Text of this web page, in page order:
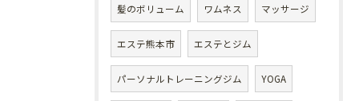
髪のボリューム ワムネス マッサージ
エステ熊本市 エステとジム
パーソナルトレーニングジム YOGA